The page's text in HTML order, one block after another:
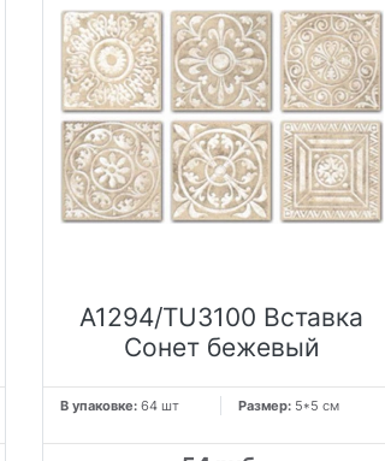
A1294/TU3100 Вставка
Сонет бежевый
В упаковке: 64 шт Размер: 5*5 см